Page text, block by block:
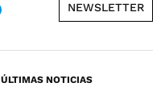
NEWSLETTER
ÚLTIMAS NOTICIAS